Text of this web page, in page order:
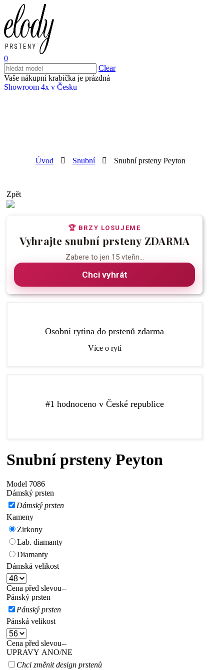
0
Clear
Vaše nákupní krabička je prázdná
Showroom 4x v Česku
Úvod Snubní Snubní prsteny Peyton
Zpět
🏆 BRZY LOSUJEME
Vyhrajte snubní prsteny ZDARMA
Zabere to jen 15 vteřin...
Chci vyhrát
Osobní rytina do prstenů zdarma
kterému budou vaše prsteny ještě speciálnější.
Více o rytí
#1 hodnoceno v České republice
výběr snubních a zásnubních prstenů v České
Snubní prsteny Peyton
Model 7086
Dámský prsten
Dámský prsten
Kameny
Zirkony
Lab. diamanty
Diamanty
Dámská velikost
Cena před slevou--
Pánský prsten
Pánský prsten
Pánská velikost
Cena před slevou--
UPRAVY ANO/NE
Chci změnit design prstenů